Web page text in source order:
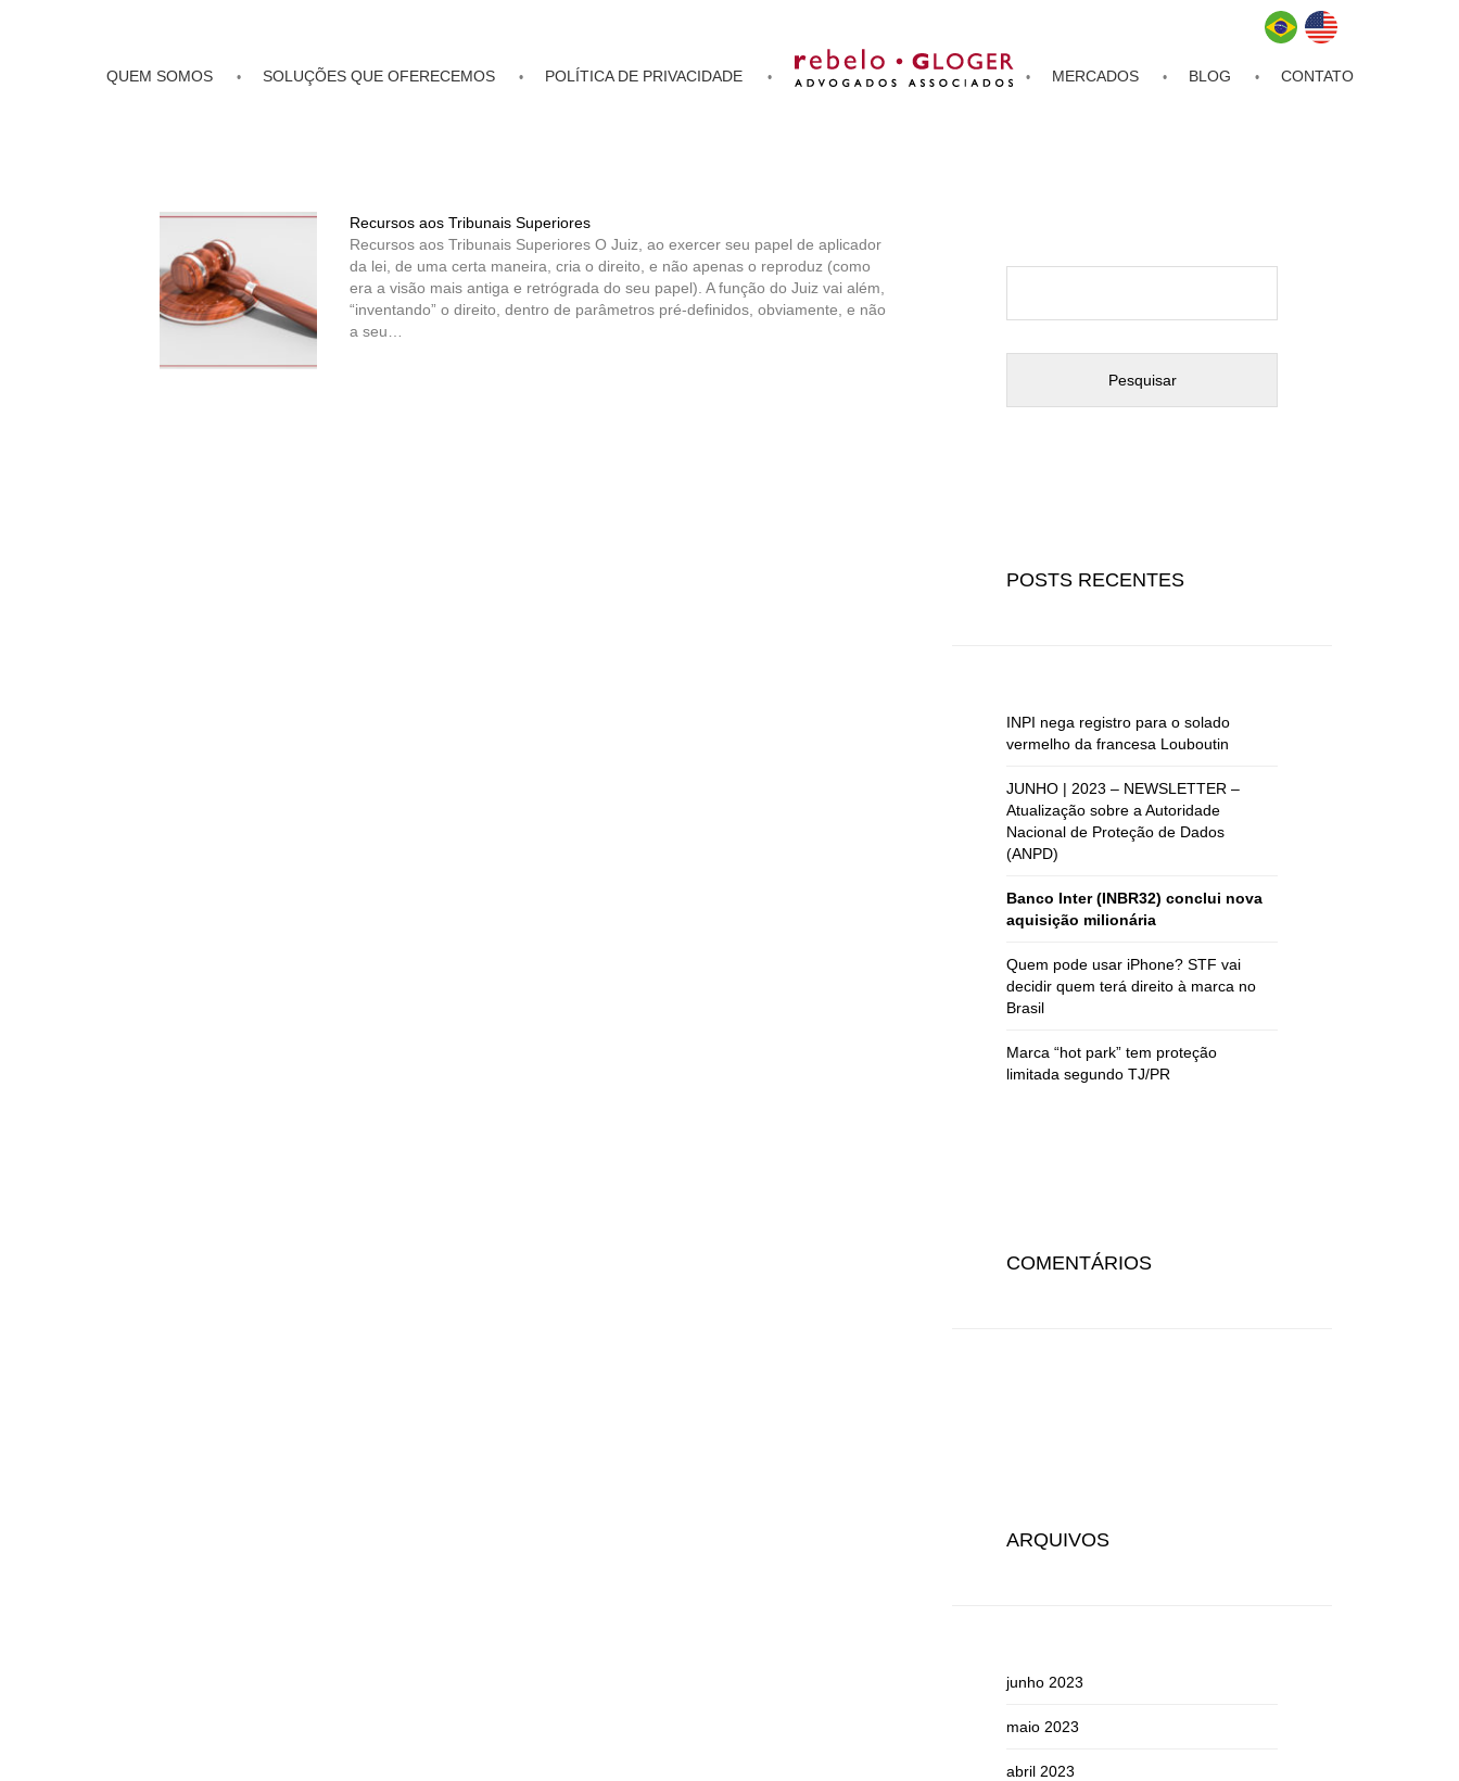
QUEM SOMOS SOLUÇÕES QUE OFERECEMOS POLÍTICA DE PRIVACIDADE MERCADOS BLOG CONTATO
Recursos aos Tribunais Superiores
Recursos aos Tribunais Superiores O Juiz, ao exercer seu papel de aplicador
da lei, de uma certa maneira, cria o direito, e não apenas o reproduz (como
era a visão mais antiga e retrógrada do seu papel). A função do Juiz vai além,
“inventando” o direito, dentro de parâmetros pré-definidos, obviamente, e não
a seu…
POSTS RECENTES
INPI nega registro para o solado
vermelho da francesa Louboutin
JUNHO | 2023 – NEWSLETTER –
Atualização sobre a Autoridade
Nacional de Proteção de Dados
(ANPD)
Banco Inter (INBR32) conclui nova
aquisição milionária
Quem pode usar iPhone? STF vai
decidir quem terá direito à marca no
Brasil
Marca “hot park” tem proteção
limitada segundo TJ/PR
COMENTÁRIOS
ARQUIVOS
junho 2023
maio 2023
abril 2023